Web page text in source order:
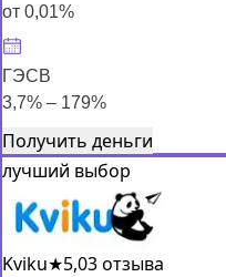
от 0,01%
ГЭСВ
3,7% – 179%
Получить деньги
лучший выбор
Kviku★5,03 отзыва